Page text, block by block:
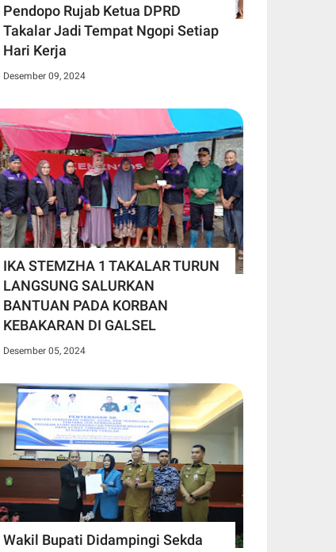
Pendopo Rujab Ketua DPRD
Takalar Jadi Tempat Ngopi Setiap
Hari Kerja
Desember 09, 2024
IKA STEMZHA 1 TAKALAR TURUN
LANGSUNG SALURKAN
BANTUAN PADA KORBAN
KEBAKARAN DI GALSEL
Desember 05, 2024
Wakil Bupati Didampingi Sekda